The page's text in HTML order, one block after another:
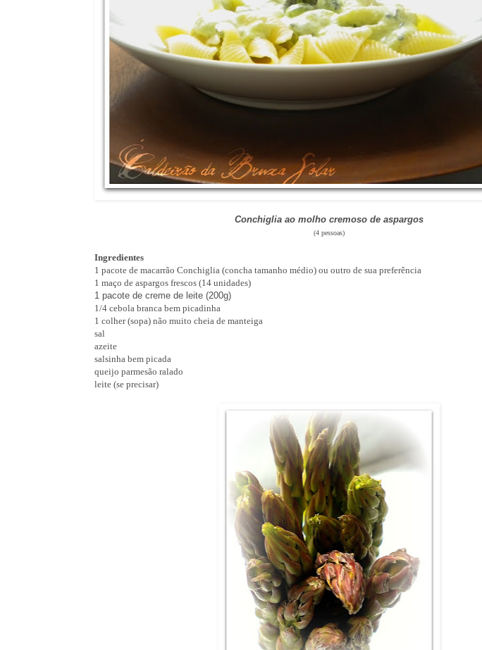
Conchiglia ao molho cremoso de aspargos
(4 pessoas)
Ingredientes
1 pacote de macarrão Conchiglia (concha tamanho médio) ou outro de sua preferência
1 maço de aspargos frescos (14 unidades)
1 pacote de creme de leite (200g)
1/4 cebola branca bem picadinha
1 colher (sopa) não muito cheia de manteiga
sal
azeite
salsinha bem picada
queijo parmesão ralado
leite (se precisar)